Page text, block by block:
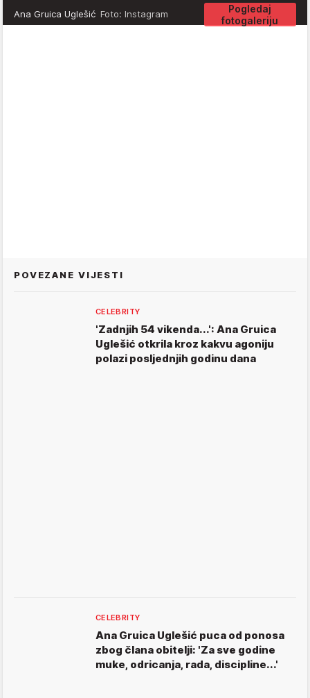
Pogledaj
fotogaleriju
Ana Gruica Uglešić Foto: Instagram
POVEZANE VIJESTI
CELEBRITY
'Zadnjih 54 vikenda...': Ana Gruica
Uglešić otkrila kroz kakvu agoniju
polazi posljednjih godinu dana
CELEBRITY
Ana Gruica Uglešić puca od ponosa
zbog člana obitelji: 'Za sve godine
muke, odricanja, rada, discipline...'